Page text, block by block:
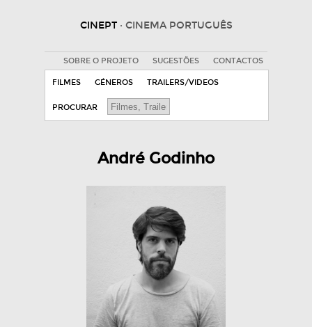
CINEPT · CINEMA PORTUGUÊS
SOBRE O PROJETO SUGESTÕES CONTACTOS
FILMES GÉNEROS TRAILERS/VIDEOS
PROCURAR
André Godinho